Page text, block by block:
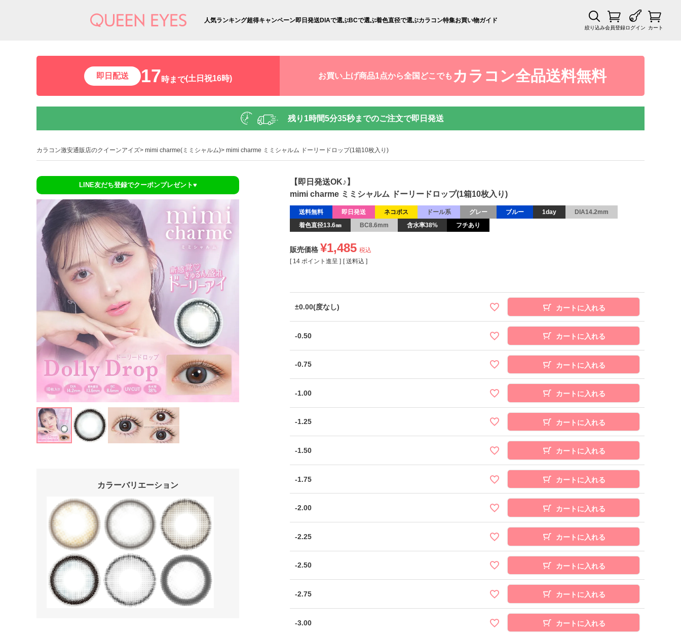
人気ランキング超得キャンペーン即日発送DIAで選ぶBCで選ぶ着色直径で選ぶカラコン特集お買い物ガイド
絞り込み会員登録ログイン カート
即日配送 17時まで(土日祝16時) お買い上げ商品1点から全国どこでも カラコン全品送料無料
残り 1時間5分34秒までのご注文で即日発送
カラコン激安通販店のクイーンアイズ mimi charme(ミミシャルム) mimi charme ミミシャルム ドーリードロップ(1箱10枚入り)
LINE友だち登録でクーポンプレゼント♥
カラーバリエーション
【即日発送OK♪】
mimi charme ミミシャルム ドーリードロップ(1箱10枚入り)
送料無料 即日発送 ネコポス ドール系 グレー ブルー 1day
DIA14.2mm
着色直径13.6㎜
BC8.6mm 含水率38% フチあり
販売価格 ¥1,485 税込
[ 14 ポイント進呈 ] 送料込
±0.00(度なし) カートに入れる
-0.50 カートに入れる
-0.75 カートに入れる
-1.00 カートに入れる
-1.25 カートに入れる
-1.50 カートに入れる
-1.75 カートに入れる
-2.00 カートに入れる
-2.25 カートに入れる
-2.50 カートに入れる
-2.75 カートに入れる
-3.00 カートに入れる